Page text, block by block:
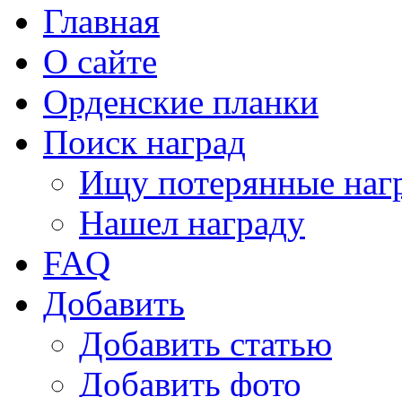
Главная
О сайте
Орденские планки
Поиск наград
Ищу потерянные
Нашел награду
FAQ
Добавить
Добавить статью
Добавить фото